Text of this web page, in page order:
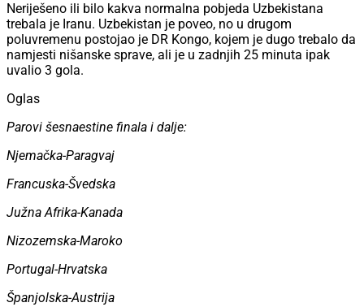
Neriješeno ili bilo kakva normalna pobjeda Uzbekistana
trebala je Iranu. Uzbekistan je poveo, no u drugom
poluvremenu postojao je DR Kongo, kojem je dugo trebalo da
namjesti nišanske sprave, ali je u zadnjih 25 minuta ipak
uvalio 3 gola.
Oglas
Parovi šesnaestine finala i dalje:
Njemačka-Paragvaj
Francuska-Švedska
Južna Afrika-Kanada
Nizozemska-Maroko
Portugal-Hrvatska
Španjolska-Austrija